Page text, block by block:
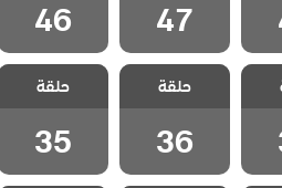
47
46
مسلسل لا تترك
يدي مدبلج
الحلقة 36
حلقة
36
مسلسل لا تترك
يدي مدبلج
الحلقة 35
حلقة
35
مسلسل لا تترك مسلسل لا تترك